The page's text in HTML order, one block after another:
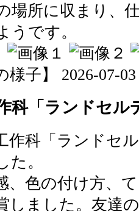
場所に収まり、
うです。
様子】 2026-07-
科「ランドセ
科「ランドセ
た。
色の付け方、
しました。友達